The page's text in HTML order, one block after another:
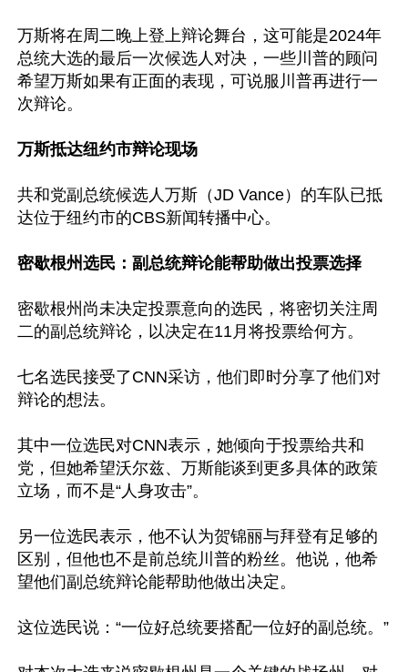
万斯将在周二晚上登上辩论舞台，这可能是2024年
总统大选的最后一次候选人对决，一些川普的顾问
希望万斯如果有正面的表现，可说服川普再进行一
次辩论。
万斯抵达纽约市辩论现场
共和党副总统候选人万斯（JD Vance）的车队已抵
达位于纽约市的CBS新闻转播中心。
密歇根州选民：副总统辩论能帮助做出投票选择
密歇根州尚未决定投票意向的选民，将密切关注周
二的副总统辩论，以决定在11月将投票给何方。
七名选民接受了CNN采访，他们即时分享了他们对
辩论的想法。
其中一位选民对CNN表示，她倾向于投票给共和
党，但她希望沃尔兹、万斯能谈到更多具体的政策
立场，而不是“人身攻击”。
另一位选民表示，他不认为贺锦丽与拜登有足够的
区别，但他也不是前总统川普的粉丝。他说，他希
望他们副总统辩论能帮助他做出决定。
这位选民说：“一位好总统要搭配一位好的副总统。”